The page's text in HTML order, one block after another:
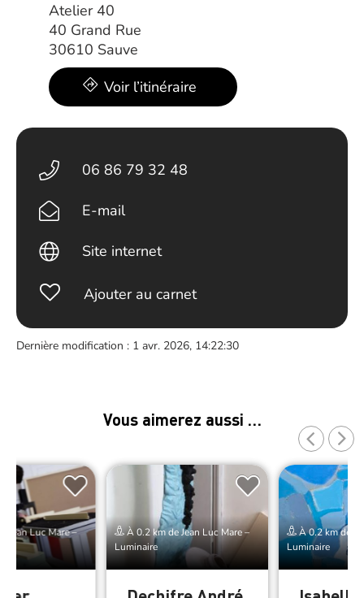
Atelier 40
40 Grand Rue
30610 Sauve
Voir l’itinéraire
06 86 79 32 48
E-mail
Site internet
Ajouter au carnet
Dernière modification : 1 avr. 2026, 14:22:30
Vous aimerez aussi …
Jean Luc Mare –
À 0.2 km de Jean Luc Mare –
Luminaire
À 0.2 km de
Luminaire